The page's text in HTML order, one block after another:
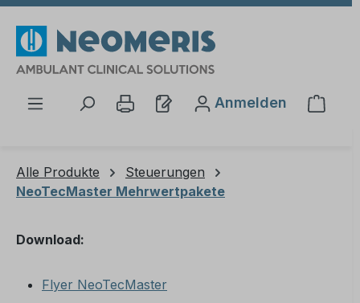
Anmelden
Alle Produkte
Steuerungen
NeoTecMaster Mehrwertpakete
Download:
Flyer NeoTecMaster